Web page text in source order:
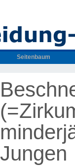
Seitenbaum
Jungen